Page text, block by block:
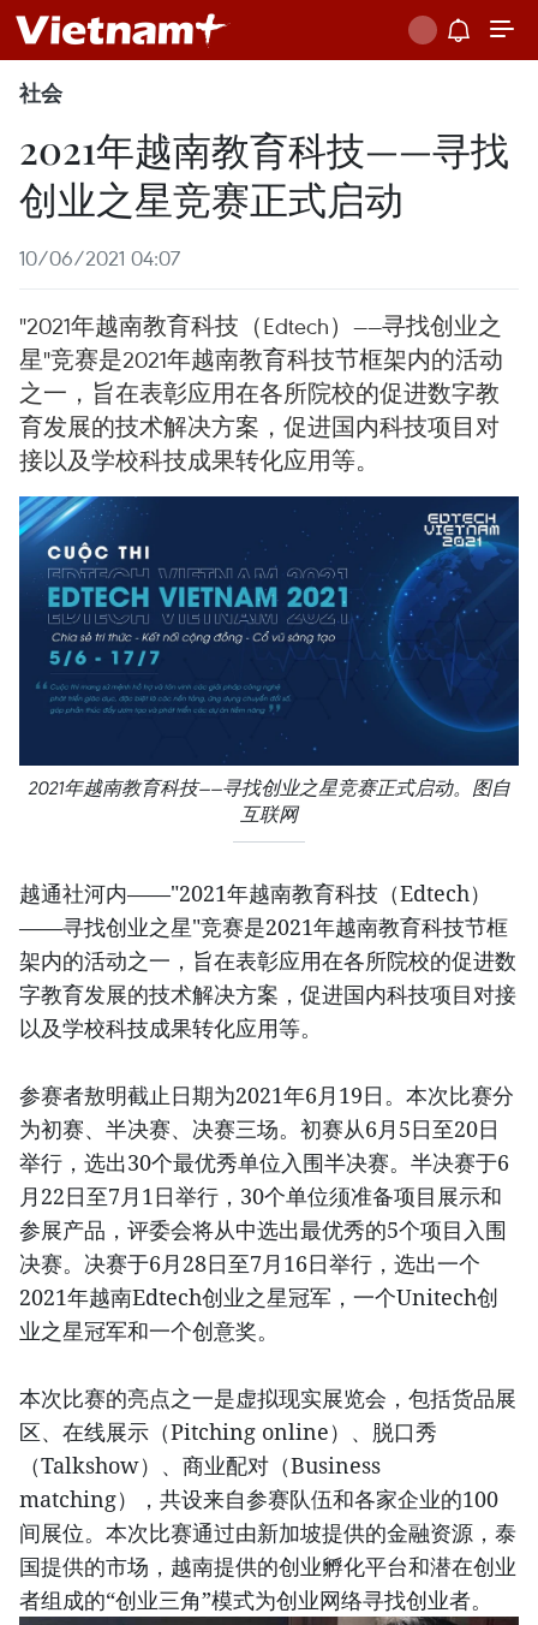
社会
2021年越南教育科技——寻找
创业之星竞赛正式启动
10/06/2021 04:07
"2021年越南教育科技（Edtech）——寻找创业之
星"竞赛是2021年越南教育科技节框架内的活动
之一，旨在表彰应用在各所院校的促进数字教
育发展的技术解决方案，促进国内科技项目对
接以及学校科技成果转化应用等。
2021年越南教育科技——寻找创业之星竞赛正式启动。图自
互联网
越通社河内——"2021年越南教育科技（Edtech）
——寻找创业之星"竞赛是2021年越南教育科技节框
架内的活动之一，旨在表彰应用在各所院校的促进数
字教育发展的技术解决方案，促进国内科技项目对接
以及学校科技成果转化应用等。
参赛者敖明截止日期为2021年6月19日。本次比赛分
为初赛、半决赛、决赛三场。初赛从6月5日至20日
举行，选出30个最优秀单位入围半决赛。半决赛于6
月22日至7月1日举行，30个单位须准备项目展示和
参展产品，评委会将从中选出最优秀的5个项目入围
决赛。决赛于6月28日至7月16日举行，选出一个
2021年越南Edtech创业之星冠军，一个Unitech创
业之星冠军和一个创意奖。
本次比赛的亮点之一是虚拟现实展览会，包括货品展
区、在线展示（Pitching online）、脱口秀
（Talkshow）、商业配对（Business
matching），共设来自参赛队伍和各家企业的100
间展位。本次比赛通过由新加坡提供的金融资源，泰
国提供的市场，越南提供的创业孵化平台和潜在创业
者组成的“创业三角”模式为创业网络寻找创业者。